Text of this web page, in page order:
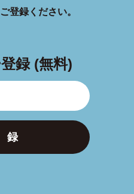
登録ください。
録 (無料)
録